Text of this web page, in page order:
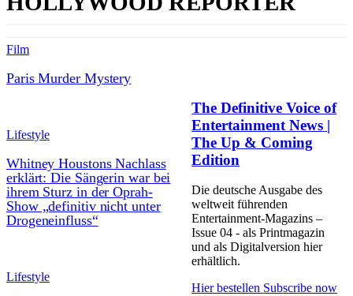
Film
Paris Murder Mystery
Lifestyle
Whitney Houstons Nachlass
erklärt: Die Sängerin war bei
ihrem Sturz in der Oprah-
Show „definitiv nicht unter
Drogeneinfluss“
Lifestyle
The Definitive Voice of
Entertainment News |
The Up & Coming
Edition
Die deutsche Ausgabe des
weltweit führenden
Entertainment-Magazins –
Issue 04 - als Printmagazin
und als Digitalversion hier
erhältlich.
Hier bestellen Subscribe now